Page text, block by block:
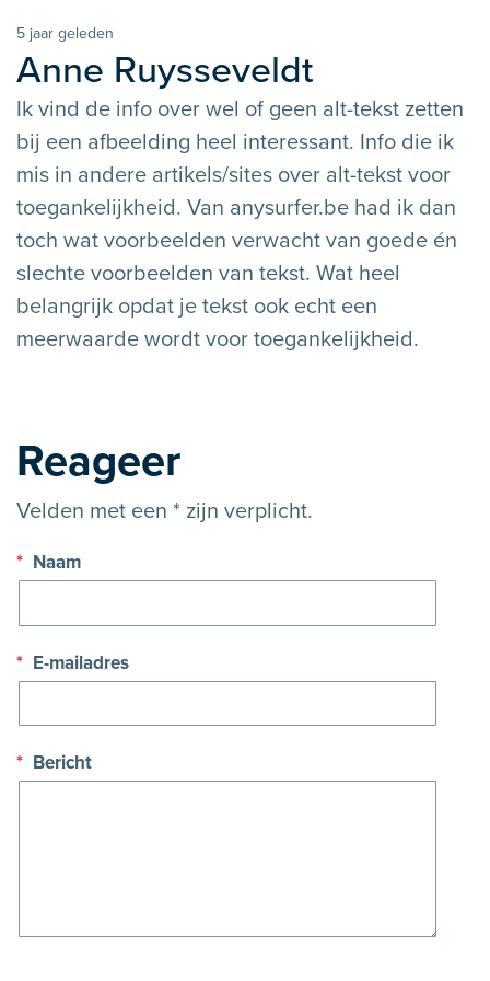
5 jaar geleden
Anne Ruysseveldt
schreef
Ik vind de info over wel of geen alt-tekst zetten
bij een afbeelding heel interessant. Info die ik
mis in andere artikels/sites over alt-tekst voor
toegankelijkheid. Van anysurfer.be had ik dan
toch wat voorbeelden verwacht van goede én
slechte voorbeelden van tekst. Wat heel
belangrijk opdat je tekst ook echt een
meerwaarde wordt voor toegankelijkheid.
Reageer
Velden met een * zijn verplicht.
* Naam
* E-mailadres
* Bericht